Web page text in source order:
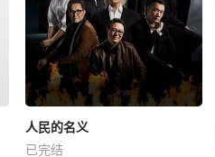
人民的名义
已完结